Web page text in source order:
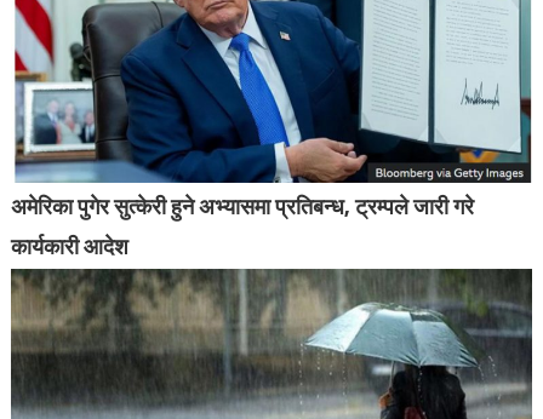
अमेरिका पुगेर सुत्केरी हुने अभ्यासमा प्रतिबन्ध, ट्रम्पले जारी गरे
कार्यकारी आदेश